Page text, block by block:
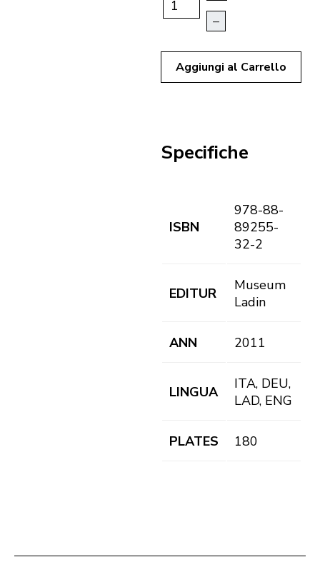
–
Aggiungi al Carrello
Specifiche
ISBN
978-88-
89255-
32-2
EDITUR
Museum
Ladin
ANN 2011
LINGUA
ITA, DEU,
LAD, ENG
PLATES 180